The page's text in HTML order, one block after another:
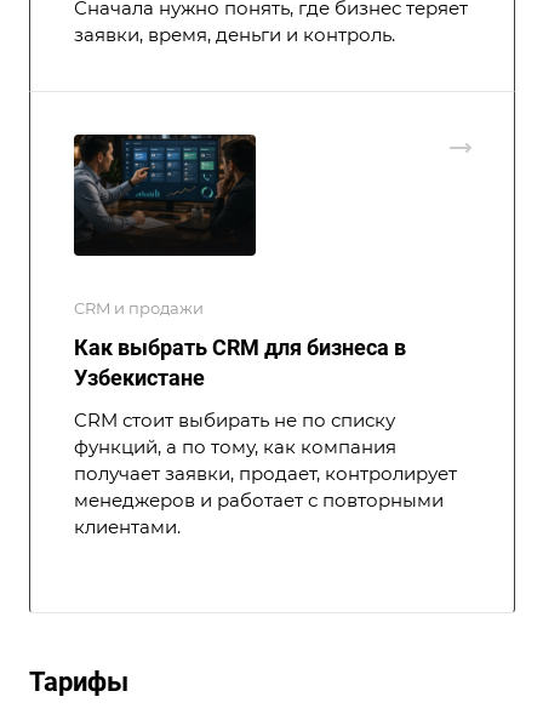
Сначала нужно понять, где бизнес теряет
заявки, время, деньги и контроль.
CRM и продажи
Как выбрать CRM для бизнеса в
Узбекистане
CRM стоит выбирать не по списку
функций, а по тому, как компания
получает заявки, продает, контролирует
менеджеров и работает с повторными
клиентами.
Тарифы